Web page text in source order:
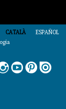
ESPAÑOL
CATALÀ